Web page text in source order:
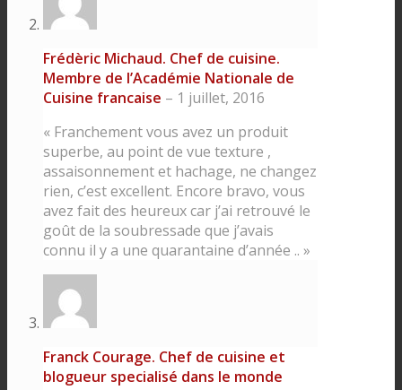
Frédèric Michaud. Chef de cuisine.
Membre de l’Académie Nationale de
Cuisine francaise – 1 juillet, 2016
« Franchement vous avez un produit
superbe, au point de vue texture ,
assaisonnement et hachage, ne changez
rien, c’est excellent. Encore bravo, vous
avez fait des heureux car j’ai retrouvé le
goût de la soubressade que j’avais
connu il y a une quarantaine d’année .. »
Franck Courage. Chef de cuisine et
blogueur specialisé dans le monde